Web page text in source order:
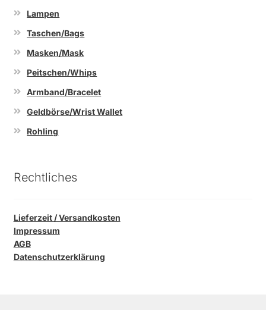
Lampen
Taschen/Bags
Masken/Mask
Peitschen/Whips
Armband/Bracelet
Geldbörse/Wrist Wallet
Rohling
Rechtliches
Lieferzeit / Versandkosten
Impressum
AGB
Datenschutzerklärung